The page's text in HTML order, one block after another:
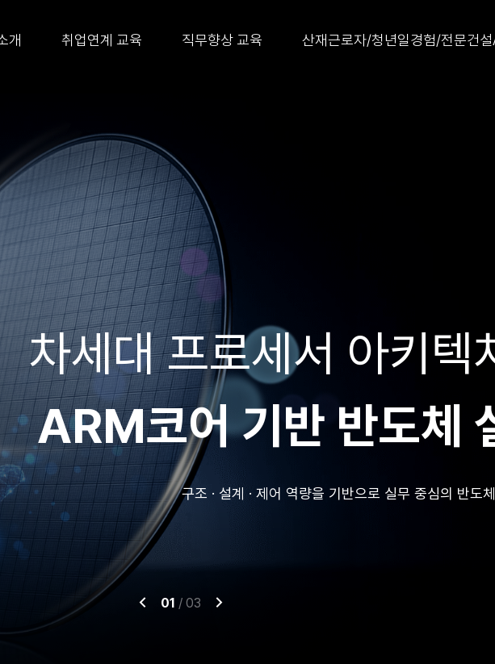
개 취업연계 교육 직무향상 교육 산재근로자/청년일경험/전문건설
HACCPㅣ생산·품질ㅣ데
업 More than Food
식품 산업에 인공지능(AI)과 데이터 기술을 접목할 수 있는 스마
02 /03